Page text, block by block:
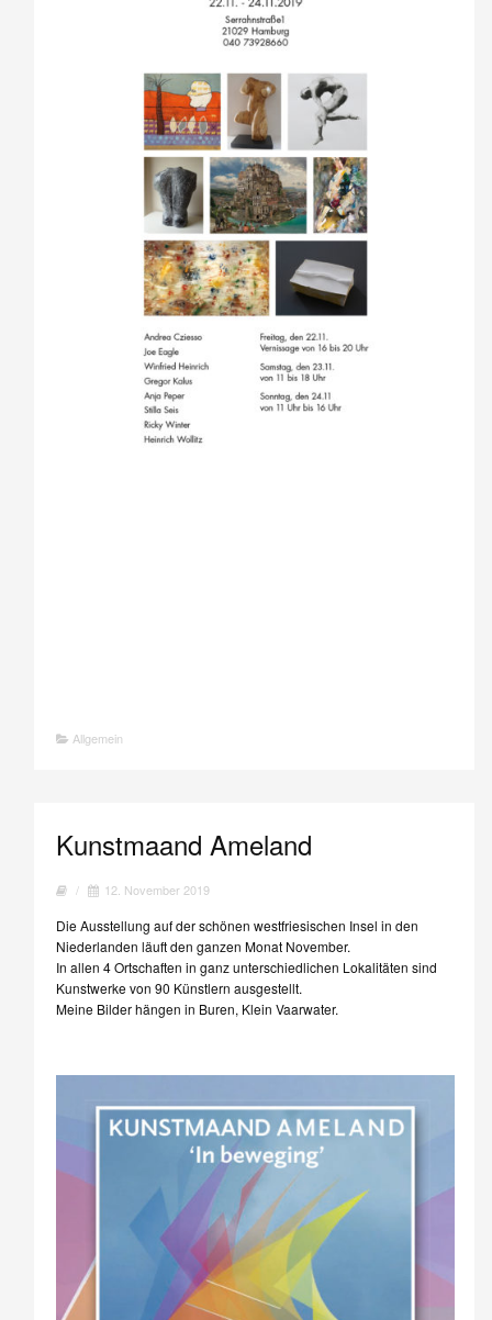
Allgemein
Kunstmaand Ameland
/ 12. November 2019
Die Ausstellung auf der schönen westfriesischen Insel in den
Niederlanden läuft den ganzen Monat November.
In allen 4 Ortschaften in ganz unterschiedlichen Lokalitäten sind
Kunstwerke von 90 Künstlern ausgestellt.
Meine Bilder hängen in Buren, Klein Vaarwater.